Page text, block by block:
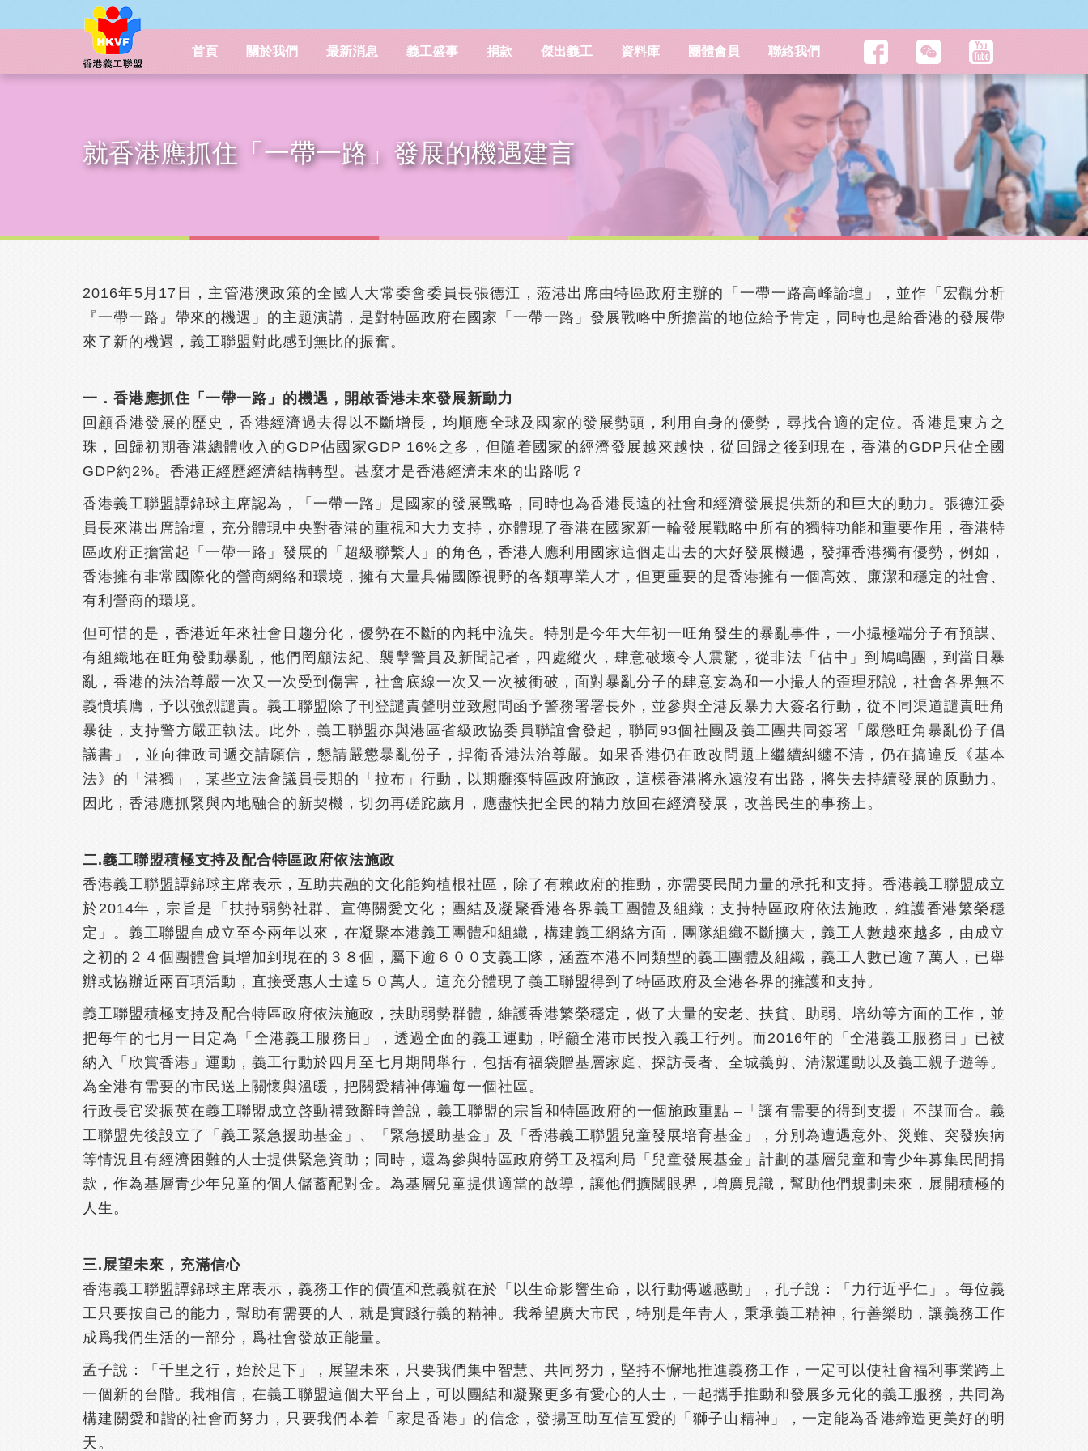
首頁 關於我們 最新消息 義工盛事 捐款 傑出義工 資料庫 團體會員 聯絡我們
就香港應抓住「一帶一路」發展的機遇建言 �峹����
2016年5月17日，主管港澳政策的全國人大常委會委員長張德江，蒞港出席由特區政府主辦的「一帶一路高峰論壇」，並作「宏觀分析
『一帶一路』帶來的機遇」的主題演講，是對特區政府在國家「一帶一路」發展戰略中所擔當的地位給予肯定，同時也是給香港的發展帶
來了新的機遇，義工聯盟對此感到無比的振奮。
一．香港應抓住「一帶一路」的機遇，開啟香港未來發展新動力
回顧香港發展的歷史，香港經濟過去得以不斷增長，均順應全球及國家的發展勢頭，利用自身的優勢，尋找合適的定位。香港是東方之
珠，回歸初期香港總體收入的GDP佔國家GDP 16%之多，但隨着國家的經濟發展越來越快，從回歸之後到現在，香港的GDP只佔全國
GDP約2%。香港正經歷經濟結構轉型。甚麼才是香港經濟未來的出路呢？
香港義工聯盟譚錦球主席認為，「一帶一路」是國家的發展戰略，同時也為香港長遠的社會和經濟發展提供新的和巨大的動力。張德江委
員長來港出席論壇，充分體現中央對香港的重視和大力支持，亦體現了香港在國家新一輪發展戰略中所有的獨特功能和重要作用，香港特
區政府正擔當起「一帶一路」發展的「超級聯繫人」的角色，香港人應利用國家這個走出去的大好發展機遇，發揮香港獨有優勢，例如，
香港擁有非常國際化的營商網絡和環境，擁有大量具備國際視野的各類專業人才，但更重要的是香港擁有一個高效、廉潔和穩定的社會、
有利營商的環境。
但可惜的是，香港近年來社會日趨分化，優勢在不斷的內耗中流失。特別是今年大年初一旺角發生的暴亂事件，一小撮極端分子有預謀、
有組織地在旺角發動暴亂，他們罔顧法紀、襲擊警員及新聞記者，四處縱火，肆意破壞令人震驚，從非法「佔中」到鳩鳴團，到當日暴
亂，香港的法治尊嚴一次又一次受到傷害，社會底線一次又一次被衝破，面對暴亂分子的肆意妄為和一小撮人的歪理邪說，社會各界無不
義憤填膺，予以強烈譴責。義工聯盟除了刊登譴責聲明並致慰問函予警務署署長外，並參與全港反暴力大簽名行動，從不同渠道譴責旺角
暴徒，支持警方嚴正執法。此外，義工聯盟亦與港區省級政協委員聯誼會發起，聯同93個社團及義工團共同簽署「嚴懲旺角暴亂份子倡
議書」，並向律政司遞交請願信，懇請嚴懲暴亂份子，捍衛香港法治尊嚴。如果香港仍在政改問題上繼續糾纏不清，仍在搞違反《基本
法》的「港獨」，某些立法會議員長期的「拉布」行動，以期癱瘓特區政府施政，這樣香港將永遠沒有出路，將失去持續發展的原動力。
因此，香港應抓緊與內地融合的新契機，切勿再磋跎歲月，應盡快把全民的精力放回在經濟發展，改善民生的事務上。
二.義工聯盟積極支持及配合特區政府依法施政
香港義工聯盟譚錦球主席表示，互助共融的文化能夠植根社區，除了有賴政府的推動，亦需要民間力量的承托和支持。香港義工聯盟成立
於2014年，宗旨是「扶持弱勢社群、宣傳關愛文化；團結及凝聚香港各界義工團體及組織；支持特區政府依法施政，維護香港繁榮穩
定」。義工聯盟自成立至今兩年以來，在凝聚本港義工團體和組織，構建義工網絡方面，團隊組織不斷擴大，義工人數越來越多，由成立
之初的２４個團體會員增加到現在的３８個，屬下逾６００支義工隊，涵蓋本港不同類型的義工團體及組織，義工人數已逾７萬人，已舉
辦或協辦近兩百項活動，直接受惠人士達５０萬人。這充分體現了義工聯盟得到了特區政府及全港各界的擁護和支持。
義工聯盟積極支持及配合特區政府依法施政，扶助弱勢群體，維護香港繁榮穩定，做了大量的安老、扶貧、助弱、培幼等方面的工作，並
把每年的七月一日定為「全港義工服務日」，透過全面的義工運動，呼籲全港市民投入義工行列。而2016年的「全港義工服務日」已被
納入「欣賞香港」運動，義工行動於四月至七月期間舉行，包括有福袋贈基層家庭、探訪長者、全城義剪、清潔運動以及義工親子遊等。
為全港有需要的市民送上關懷與溫暖，把關愛精神傳遍每一個社區。
行政長官梁振英在義工聯盟成立啓動禮致辭時曾說，義工聯盟的宗旨和特區政府的一個施政重點 –「讓有需要的得到支援」不謀而合。義
工聯盟先後設立了「義工緊急援助基金」、「緊急援助基金」及「香港義工聯盟兒童發展培育基金」，分別為遭遇意外、災難、突發疾病
等情況且有經濟困難的人士提供緊急資助；同時，還為參與特區政府勞工及福利局「兒童發展基金」計劃的基層兒童和青少年募集民間捐
款，作為基層青少年兒童的個人儲蓄配對金。為基層兒童提供適當的啟導，讓他們擴闊眼界，增廣見識，幫助他們規劃未來，展開積極的
人生。
三.展望未來，充滿信心
香港義工聯盟譚錦球主席表示，義務工作的價值和意義就在於「以生命影響生命，以行動傳遞感動」，孔子說：「力行近乎仁」。每位義
工只要按自己的能力，幫助有需要的人，就是實踐行義的精神。我希望廣大市民，特別是年青人，秉承義工精神，行善樂助，讓義務工作
成爲我們生活的一部分，爲社會發放正能量。
孟子說：「千里之行，始於足下」，展望未來，只要我們集中智慧、共同努力，堅持不懈地推進義務工作，一定可以使社會福利事業跨上
一個新的台階。我相信，在義工聯盟這個大平台上，可以團結和凝聚更多有愛心的人士，一起攜手推動和發展多元化的義工服務，共同為
構建關愛和諧的社會而努力，只要我們本着「家是香港」的信念，發揚互助互信互愛的「獅子山精神」，一定能為香港締造更美好的明
天。